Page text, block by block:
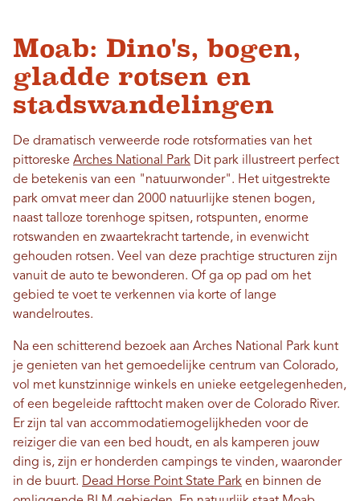
Moab: Dino's, bogen,
gladde rotsen en
stadswandelingen
De dramatisch verweerde rode rotsformaties van het
pittoreske Arches National Park Dit park illustreert perfect
de betekenis van een "natuurwonder". Het uitgestrekte
park omvat meer dan 2000 natuurlijke stenen bogen,
naast talloze torenhoge spitsen, rotspunten, enorme
rotswanden en zwaartekracht tartende, in evenwicht
gehouden rotsen. Veel van deze prachtige structuren zijn
vanuit de auto te bewonderen. Of ga op pad om het
gebied te voet te verkennen via korte of lange
wandelroutes.
Na een schitterend bezoek aan Arches National Park kunt
je genieten van het gemoedelijke centrum van Colorado,
vol met kunstzinnige winkels en unieke eetgelegenheden,
of een begeleide rafttocht maken over de Colorado River.
Er zijn tal van accommodatiemogelijkheden voor de
reiziger die van een bed houdt, en als kamperen jouw
ding is, zijn er honderden campings te vinden, waaronder
in de buurt. Dead Horse Point State Park en binnen de